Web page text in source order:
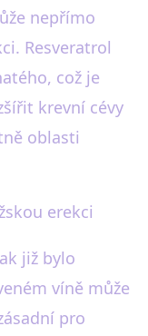
nepřímo
Resveratrol
což je
krevní cévy
oblasti
erekci
již bylo
víně může
pro